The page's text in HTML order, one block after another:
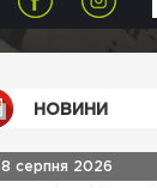
НОВИНИ
8 серпня 2026